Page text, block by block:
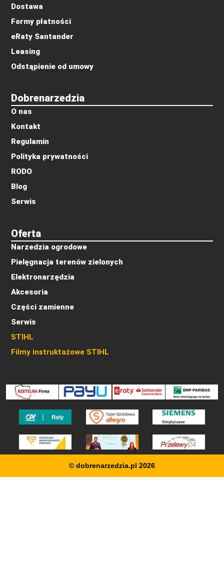
Oferta
Narzedzia ogrodowe
Pielęgnacja terenów zielonych
Elektronarzędzia
Akcesoria
Części zamienne
Serwis
STIHL
Filmy instruktażowe STIHL
Dobrenarzedzia
O nas
Kontakt
Regulamin
Polityka prywatności
RODO
Blog
Serwis
Dostawa
Formy płatności
eRaty Santander
Leasing
Odstąpienie od umowy
© dobrenarzedzia.pl 2026